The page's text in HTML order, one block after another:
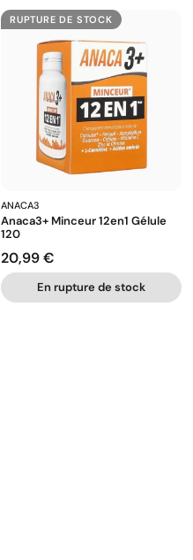
:
RUPTURE DE STOCK
ANACA3
Anaca3+ Minceur 12en1 Gélule
120
Prix
20,99 €
En rupture de stock